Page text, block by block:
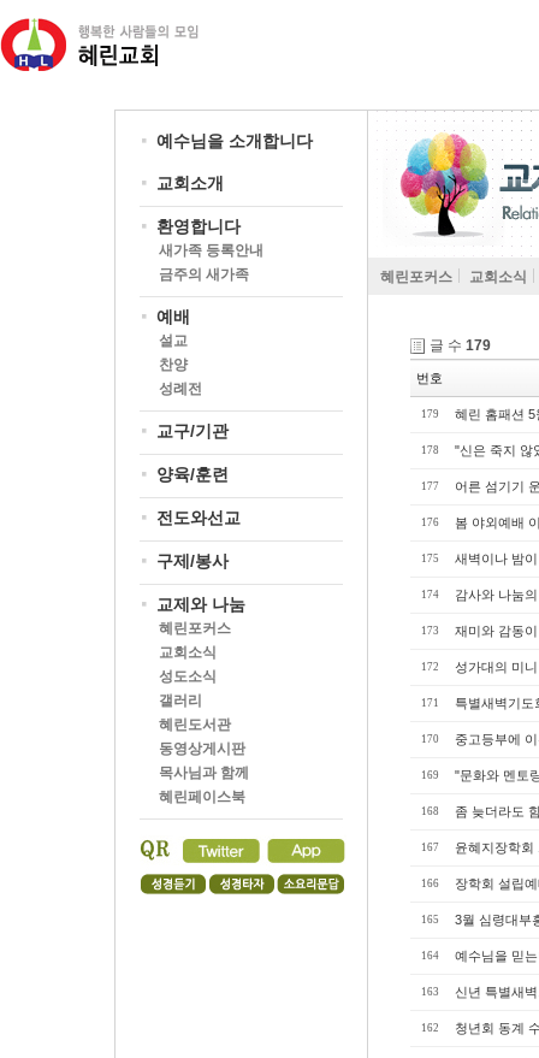
예수님을 소개합니다
교회소개
환영합니다
새가족 등록안내
금주의 새가족
예배
설교
찬양
성례전
교구/기관
양육/훈련
전도와선교
구제/봉사
교제와 나눔
혜린포커스
교회소식
성도소식
갤러리
혜린도서관
동영상게시판
목사님과 함께
혜린페이스북
혜린포커스 교회소식
글 수 179
번호
179 혜린 홈패션
178 "신은 죽지 않
177 어른 섬기기
176 봄 야외예배
175 새벽이나 밤
174 감사와 나눔
173 재미와 감동
172 성가대의 미
171 특별새벽기도
170 중고등부에
169 "문화와 멘토
168 좀 늦더라도
167 윤혜지장학회
166 장학회 설립
165 3월 심령대부
164 예수님을 믿
163 신년 특별새
162 청년회 동계